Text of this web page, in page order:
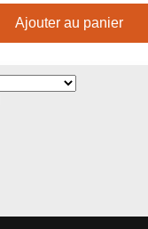
Ajouter au panier